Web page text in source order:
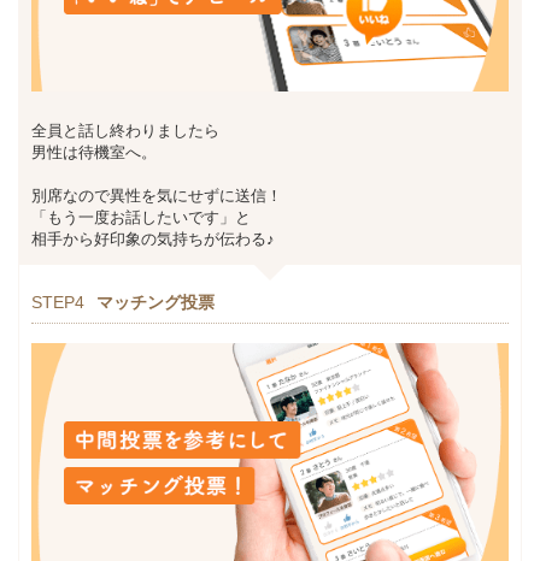
全員と話し終わりましたら
男性は待機室へ。
別席なので異性を気にせずに送信！
「もう一度お話したいです」と
相手から好印象の気持ちが伝わる♪
STEP4 マッチング投票